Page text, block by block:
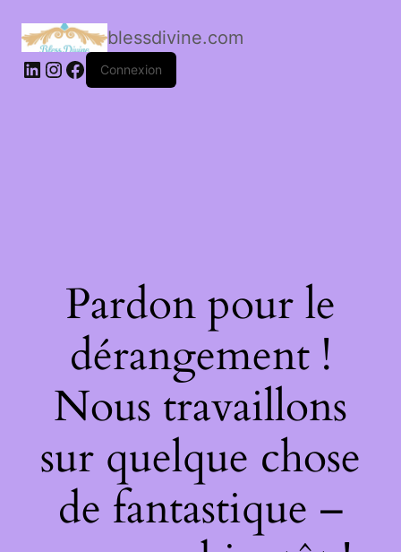
blessdivine.com
Connexion
Pardon pour le
dérangement !
Nous travaillons
sur quelque chose
de fantastique –